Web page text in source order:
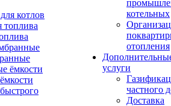
котлов
котельных
отопления
услуги
частного
Доставка